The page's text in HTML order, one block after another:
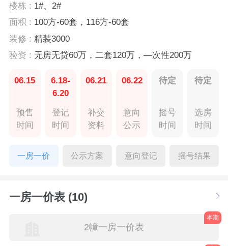
楼栋 : 1#、2#
面积 : 100方-60套，116方-60套
装修 : 精装3000
验资 : 无房无贷60万，二套120万，—次性200万
06.15
预售
时间
6.18-
6.20
登记
时间
06.21
补交
资料
06.22
意向
公示
待定
摇号
时间
待定
选房
时间
一房一价 公示方案 意向登记 摇号结果
一房一价表 (10)
2幢一房一价表
本期